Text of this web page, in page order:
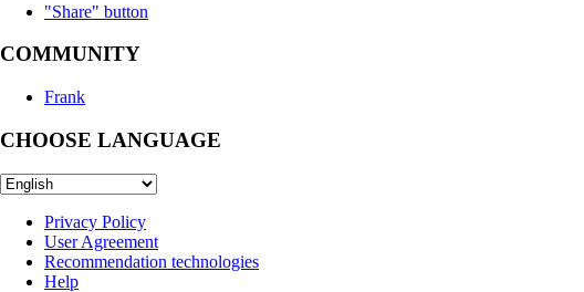
"Share" button
COMMUNITY
Frank
CHOOSE LANGUAGE
Privacy Policy
User Agreement
Recommendation technologies
Help